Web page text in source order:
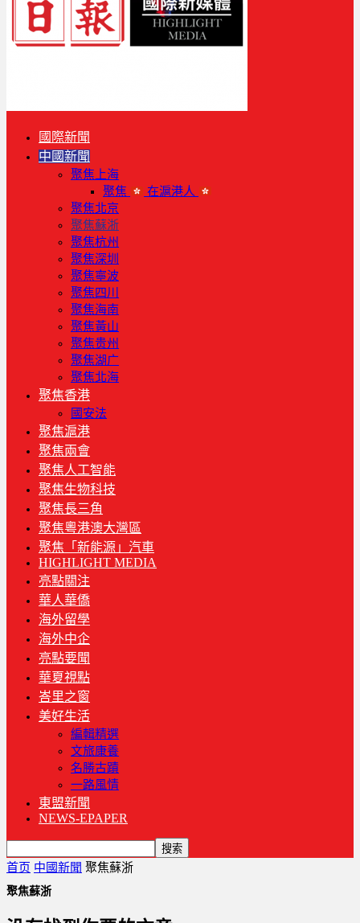
國際新聞
中國新聞
聚焦上海
聚焦
在滬港人
聚焦北京
聚焦蘇浙
聚焦杭州
聚焦深圳
聚焦寧波
聚焦四川
聚焦海南
聚焦黃山
聚焦贵州
聚焦湖广
聚焦北海
聚焦香港
國安法
聚焦滬港
聚焦兩會
聚焦人工智能
聚焦生物科技
聚焦長三角
聚焦粵港澳大灣區
聚焦「新能源」汽車
HIGHLIGHT MEDIA
亮點關注
華人華僑
海外留學
海外中企
亮點要聞
華夏視點
峇里之窗
美好生活
編輯精選
文旅康養
名勝古蹟
一路風情
東盟新聞
NEWS-EPAPER
首页 中國新聞 聚焦蘇浙
聚焦蘇浙